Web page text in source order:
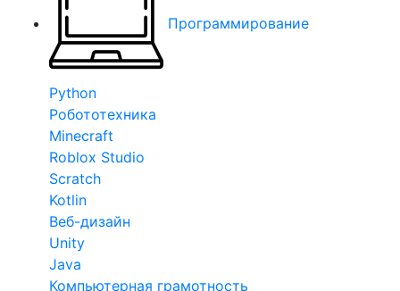
Программирование
Python
Робототехника
Minecraft
Roblox Studio
Scratch
Kotlin
Веб-дизайн
Unity
Java
Компьютерная грамотность